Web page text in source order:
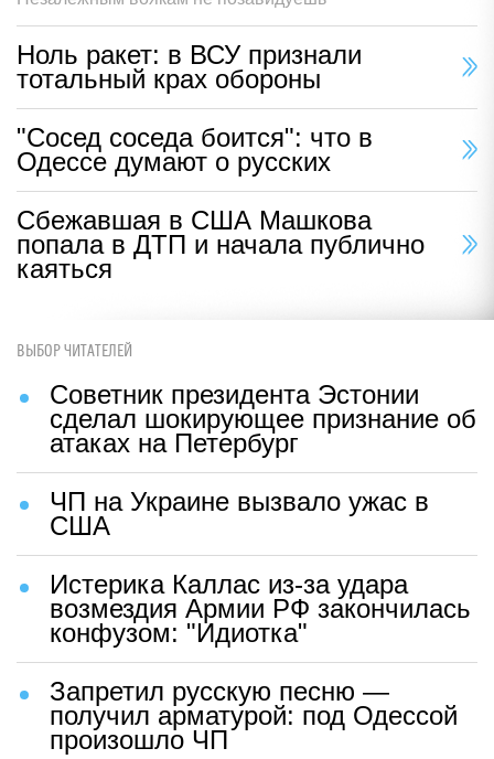
Ноль ракет: в ВСУ признали
тотальный крах обороны
"Сосед соседа боится": что в
Одессе думают о русских
Сбежавшая в США Машкова
попала в ДТП и начала публично
каяться
ВЫБОР ЧИТАТЕЛЕЙ
Советник президента Эстонии
сделал шокирующее признание об
атаках на Петербург
ЧП на Украине вызвало ужас в
США
Истерика Каллас из-за удара
возмездия Армии РФ закончилась
конфузом: "Идиотка"
Запретил русскую песню —
получил арматурой: под Одессой
произошло ЧП